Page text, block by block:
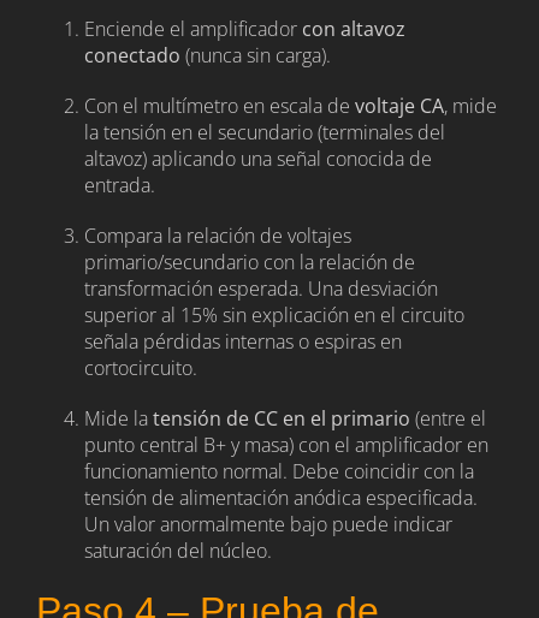
Enciende el amplificador con altavoz
conectado (nunca sin carga).
Con el multímetro en escala de voltaje CA, mide
la tensión en el secundario (terminales del
altavoz) aplicando una señal conocida de
entrada.
Compara la relación de voltajes
primario/secundario con la relación de
transformación esperada. Una desviación
superior al 15% sin explicación en el circuito
señala pérdidas internas o espiras en
cortocircuito.
Mide latensión de CC en el primario (entre el
punto central B+ y masa) con el amplificador en
funcionamiento normal. Debe coincidir con la
tensión de alimentación anódica especificada.
Un valor anormalmente bajo puede indicar
saturación del núcleo.